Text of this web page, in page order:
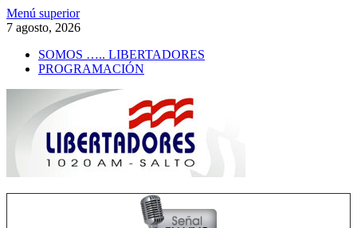
Saltar
al
Menú superior
7 agosto, 2026
SOMOS ….. LIBERTADORES
PROGRAMACIÓN